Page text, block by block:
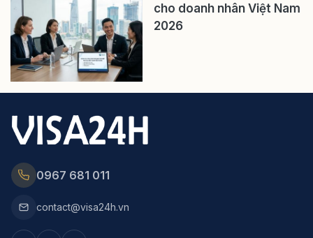
cho doanh nhân Việt Nam
2026
0967 681 011
contact@visa24h.vn